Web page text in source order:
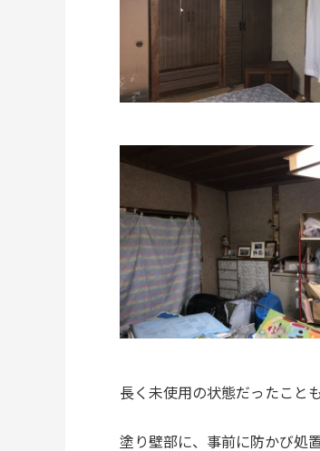
長く未使用の状態だったことも
塗り壁部に、事前に防かび処置